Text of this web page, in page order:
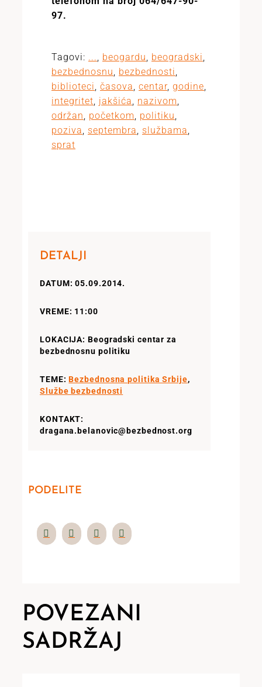
97.
Tagovi: ..., beogardu, beogradski,
bezbednosnu, bezbednosti,
biblioteci, časova, centar, godine,
integritet, jakšića, nazivom,
održan, početkom, politiku,
poziva, septembra, službama,
sprat
DETALJI
DATUM: 05.09.2014.
VREME: 11:00
LOKACIJA: Beogradski centar za
bezbednosnu politiku
TEME:Bezbednosna politika Srbije,
Službe bezbednosti
KONTAKT:
dragana.belanovic@bezbednost.org
PODELITE
POVEZANI
SADRŽAJ